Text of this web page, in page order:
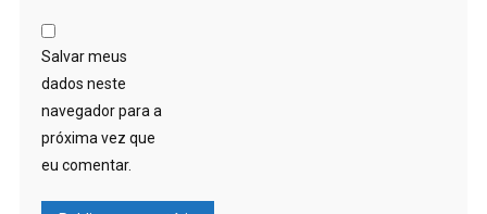
Salvar meus
dados neste
navegador para a
próxima vez que
eu comentar.